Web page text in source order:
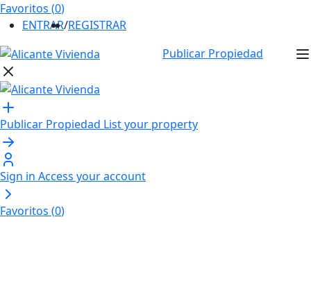
Favoritos (0)
ENTRAR/REGISTRAR
Publicar Propiedad
Publicar Propiedad List your property
Sign in Access your account
Favoritos (0)